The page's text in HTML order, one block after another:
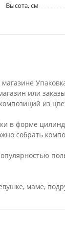
Высота, см
или
из
в форме
собрать
маме,